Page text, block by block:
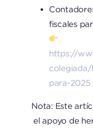
fiscales
https://
colegiada/
para-2025
Nota: Este
el apoyo de